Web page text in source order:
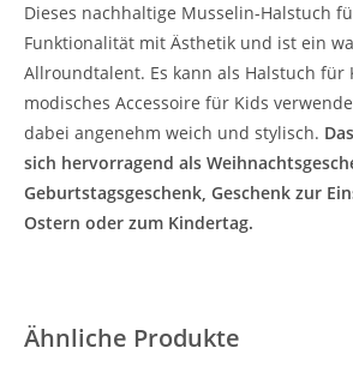
Dieses nachhaltige Musselin-Halstuch
Funktionalität mit Ästhetik und ist ein
Allroundtalent. Es kann als Halstuch für
modisches Accessoire für Kids
dabei angenehm weich und stylisch.
sich hervorragend als
Geburtstagsgeschenk, Geschenk zur
Ostern oder zum Kindertag.
Ähnliche Produkte